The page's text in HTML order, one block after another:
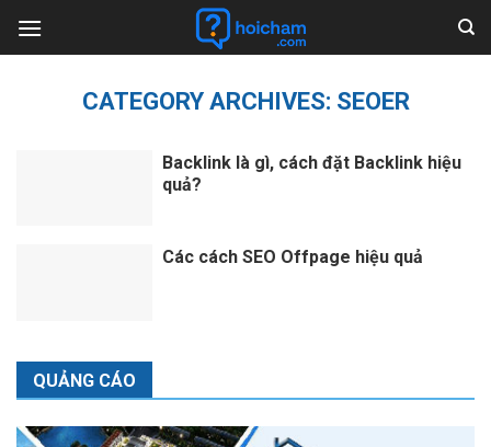
CATEGORY ARCHIVES: SEOER
Backlink là gì, cách đặt Backlink hiệu
quả?
Các cách SEO Offpage hiệu quả
QUẢNG CÁO